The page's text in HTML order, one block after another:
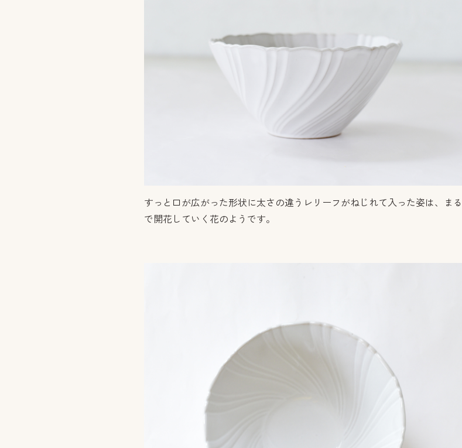
すっと口が広がった形状に太さの違うレリーフがねじれて入った姿は、まる
で開花していく花のようです。